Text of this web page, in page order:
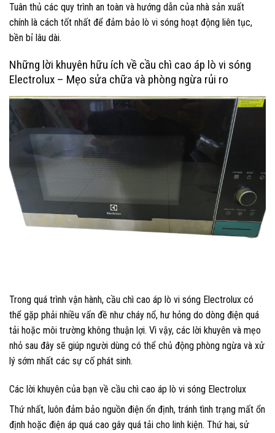
Tuân thủ các quy trình an toàn và hướng dẫn của nhà sản xuất
chính là cách tốt nhất để đảm bảo lò vi sóng hoạt động liên tục,
bền bỉ lâu dài.
Những lời khuyên hữu ích về cầu chì cao áp lò vi sóng
Electrolux – Mẹo sửa chữa và phòng ngừa rủi ro
Trong quá trình vận hành, cầu chì cao áp lò vi sóng Electrolux có
thể gặp phải nhiều vấn đề như cháy nổ, hư hỏng do dòng điện quá
tải hoặc môi trường không thuận lợi. Vì vậy, các lời khuyên và mẹo
nhỏ sau đây sẽ giúp người dùng có thể chủ động phòng ngừa và xử
lý sớm nhất các sự cố phát sinh.
Các lời khuyên của bạn về cầu chì cao áp lò vi sóng Electrolux
Thứ nhất, luôn đảm bảo nguồn điện ổn định, tránh tình trạng mất ổn
định hoặc điện áp quá cao gây quá tải cho linh kiện. Thứ hai, sử